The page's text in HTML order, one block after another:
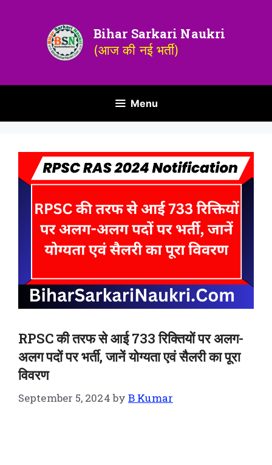
Bihar Sarkari Naukri
(आज की नई भर्ती)
Menu
RPSC की तरफ से आई 733 रिक्तियों पर अलग-
अलग पदों पर भर्ती, जानें योग्यता एवं सैलरी का पूरा
विवरण
September 5, 2024 byB Kumar